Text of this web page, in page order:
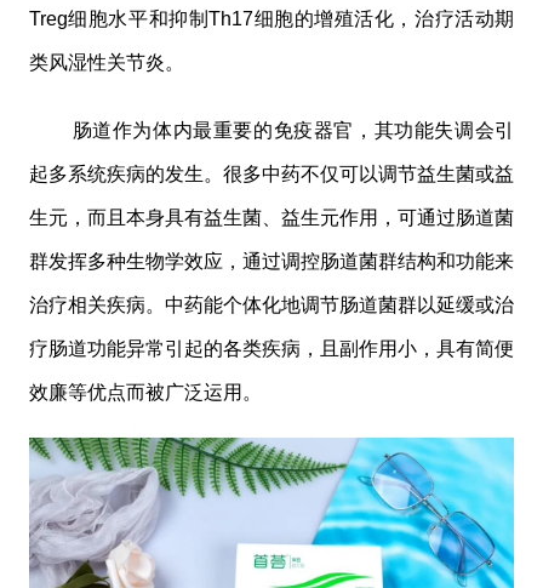
Treg细胞水平和抑制Th17细胞的增殖活化，治疗活动期
类风湿性关节炎。
肠道作为体内最重要的免疫器官，其功能失调会引
起多系统疾病的发生。很多中药不仅可以调节益生菌或益
生元，而且本身具有益生菌、益生元作用，可通过肠道菌
群发挥多种生物学效应，通过调控肠道菌群结构和功能来
治疗相关疾病。中药能个体化地调节肠道菌群以延缓或治
疗肠道功能异常引起的各类疾病，且副作用小，具有简便
效廉等优点而被广泛运用。